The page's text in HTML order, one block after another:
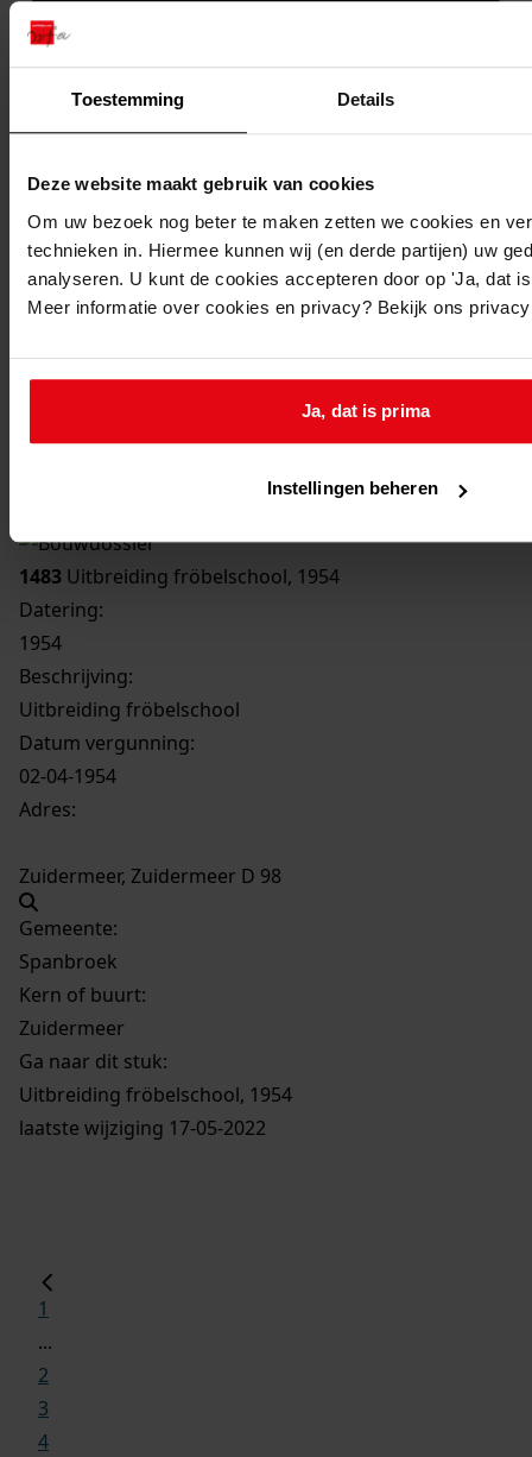
Toestemming Details
Deze website maakt gebruik van cookies
Om uw bezoek nog beter te maken zetten we cookies en
technieken in. Hiermee kunnen wij (en derde partijen) uw
analyseren. U kunt de cookies accepteren door op 'Ja, dat
Meer informatie over cookies en privacy? Bekijk ons
Ja, dat is prima
Instellingen beheren
Printen
1483 Uitbreiding fröbelschool, 1954
Datering:
1954
Beschrijving:
Uitbreiding fröbelschool
Datum vergunning:
02-04-1954
Adres:
Zuidermeer, Zuidermeer D 98
Gemeente:
Spanbroek
Kern of buurt:
Zuidermeer
Ga naar dit stuk:
Uitbreiding fröbelschool, 1954
laatste wijziging 17-05-2022
1
...
2
3
4